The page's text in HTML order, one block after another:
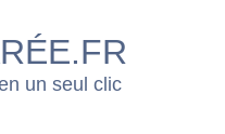
un seul clic